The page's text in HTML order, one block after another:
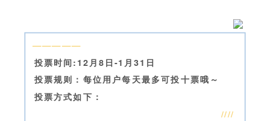
—————
投票时间:12月8日-1月31日
投票规则：每位用户每天最多可投十票哦～
投票方式如下：
////